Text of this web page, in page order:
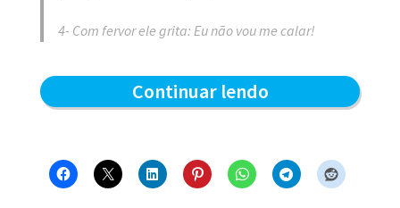
4- Com fervor ele grita: Eu não vou me calar!
Continuar lendoGlória
e